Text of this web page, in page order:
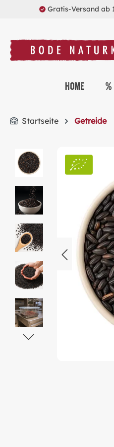
ZurGratis-Versand ab
Home
Startseite Getreide
Bildergalerie überspringen